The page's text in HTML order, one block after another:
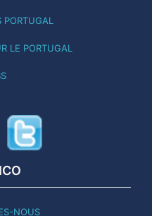
PORTUGAL
LE PORTUGAL
NOUS